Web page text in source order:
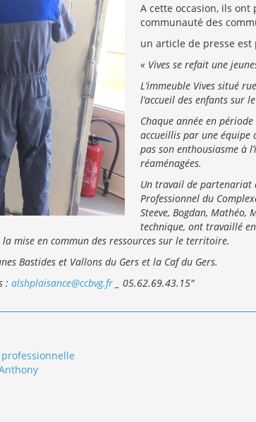
A cette occasion, ils
communauté des
un article de presse
« Vives se refait une
L’immeuble Vives situé
l’accueil des enfants sur
Chaque année en
accueillis par une équipe
pas son enthousiasme à
réaménagées.
Un travail de partenariat
Professionnel du
Steeve, Bogdan, Mathéo,
technique, ont travaillé
mise en commun des ressources sur le territoire.
Bastides et Vallons du Gers et la Caf du Gers.
: alshplaisance@ccbvg.fr _ 05.62.69.43.15"